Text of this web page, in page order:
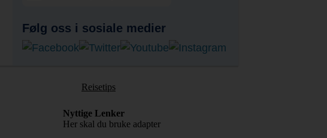
Følg oss i sosiale medier
Reisetips
Nyttige Lenker
Her skal du bruke adapter